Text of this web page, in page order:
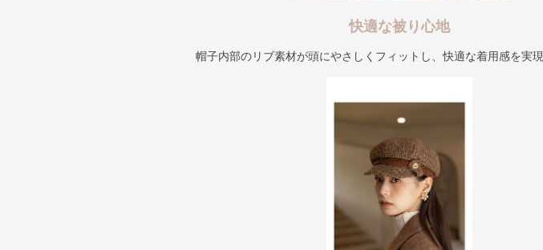
快適な被り心地
帽子内部のリブ素材が頭にやさしくフィットし、快適な着用感を実現